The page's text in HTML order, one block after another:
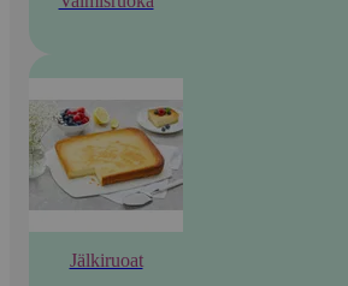
Jälkiruoat